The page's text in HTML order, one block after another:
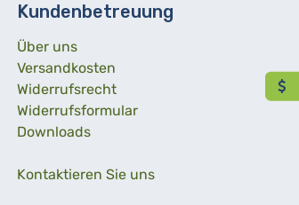
Kundenbetreuung
Über uns
Versandkosten
Widerrufsrecht
Widerrufsformular
Downloads
Kontaktieren Sie uns